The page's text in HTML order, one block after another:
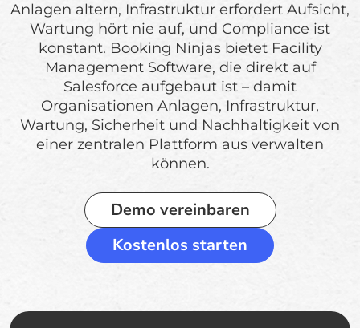
Anlagen altern, Infrastruktur erfordert Aufsicht,
Wartung hört nie auf, und Compliance ist
konstant. Booking Ninjas bietet Facility
Management Software, die direkt auf
Salesforce aufgebaut ist – damit
Organisationen Anlagen, Infrastruktur,
Wartung, Sicherheit und Nachhaltigkeit von
einer zentralen Plattform aus verwalten
können.
Demo vereinbaren
Kostenlos starten